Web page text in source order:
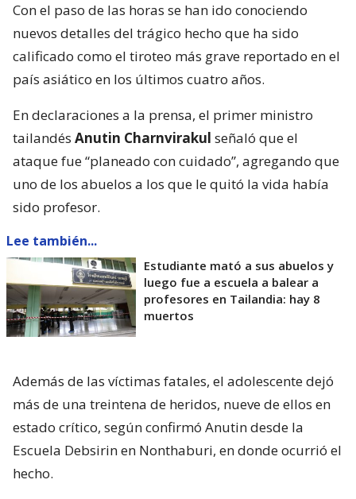
Con el paso de las horas se han ido conociendo
nuevos detalles del trágico hecho que ha sido
calificado como el tiroteo más grave reportado en el
país asiático en los últimos cuatro años.
En declaraciones a la prensa, el primer ministro
tailandés Anutin Charnvirakul señaló que el
ataque fue “planeado con cuidado”, agregando que
uno de los abuelos a los que le quitó la vida había
sido profesor.
Lee también...
Estudiante mató a sus abuelos y
luego fue a escuela a balear a
profesores en Tailandia: hay 8
muertos
Además de las víctimas fatales, el adolescente dejó
más de una treintena de heridos, nueve de ellos en
estado crítico, según confirmó Anutin desde la
Escuela Debsirin en Nonthaburi, en donde ocurrió el
hecho.